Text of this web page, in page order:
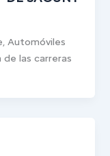
Automóviles
las carreras